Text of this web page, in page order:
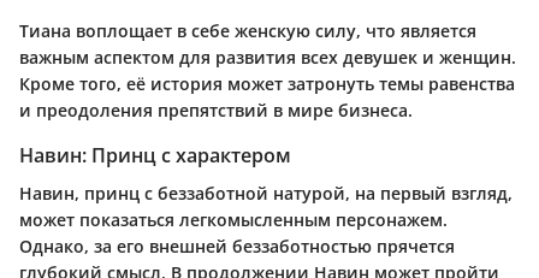
Тиана воплощает в себе женскую силу, что является
важным аспектом для развития всех девушек и женщин.
Кроме того, её история может затронуть темы равенства
и преодоления препятствий в мире бизнеса.
Навин: Принц с характером
Навин, принц с беззаботной натурой, на первый взгляд,
может показаться легкомысленным персонажем.
Однако, за его внешней беззаботностью прячется
глубокий смысл. В продолжении Навин может пройти